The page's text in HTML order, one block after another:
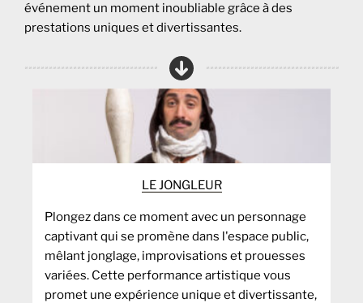
événement un moment inoubliable grâce à des
prestations uniques et divertissantes.
LE JONGLEUR
Plongez dans ce moment avec un personnage
captivant qui se promène dans l'espace public,
mêlant jonglage, improvisations et prouesses
variées. Cette performance artistique vous
promet une expérience unique et divertissante,